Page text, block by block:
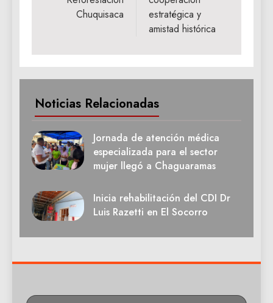
Chuquisaca
estratégica y
amistad histórica
Noticias Relacionadas
Jornada de atención médica
especializada para el sector
mujer llegó a Chaguaramas
Inicia rehabilitación del CDI Dr
Luis Razetti en El Socorro